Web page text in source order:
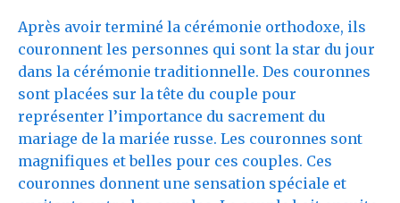
Après avoir terminé la cérémonie orthodoxe, ils
couronnent les personnes qui sont la star du jour
dans la cérémonie traditionnelle. Des couronnes
sont placées sur la tête du couple pour
représenter l’importance du sacrement du
mariage de la mariée russe. Les couronnes sont
magnifiques et belles pour ces couples. Ces
couronnes donnent une sensation spéciale et